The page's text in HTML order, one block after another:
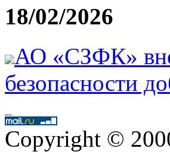
18/02/2026
АО «СЗФК»
безопасности
Copyright ©